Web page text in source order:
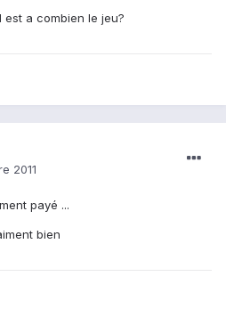
est a combien le jeu?
2011
payé ...
bien